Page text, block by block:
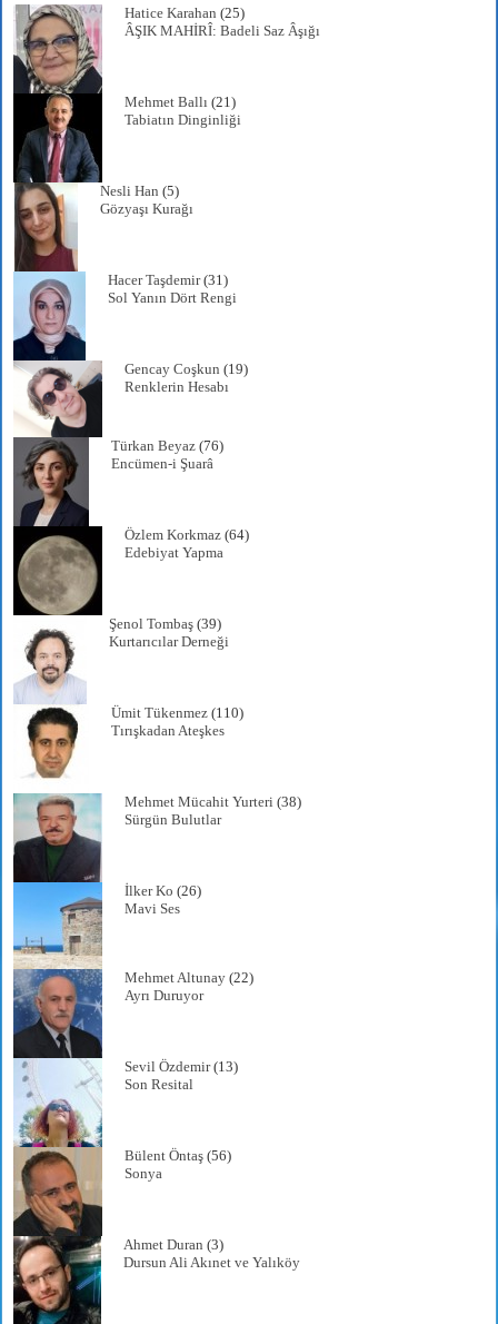
Hatice Karahan (25)
ÂŞIK MAHİRÎ: Badeli Saz Âşığı
Mehmet Ballı (21)
Tabiatın Dinginliği
Nesli Han (5)
Gözyaşı Kurağı
Hacer Taşdemir(31)
Sol Yanın Dört Rengi
Gencay Coşkun (19)
Renklerin Hesabı
Türkan Beyaz (76)
Encümen-i Şuarâ
Özlem Korkmaz (64)
Edebiyat Yapma
Şenol Tombaş (39)
Kurtarıcılar Derneği
Ümit Tükenmez (110)
Tırışkadan Ateşkes
Mehmet Mücahit Yurteri (38)
Sürgün Bulutlar
İlker Ko (26)
Mavi Ses
Mehmet Altunay (22)
Ayrı Duruyor
Sevil Özdemir(13)
Son Resital
Bülent Öntaş (56)
Sonya
Ahmet Duran (3)
Dursun Ali Akınet ve Yalıköy